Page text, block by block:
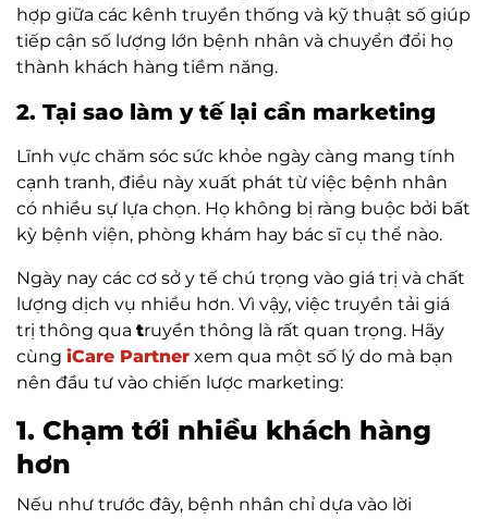
hợp giữa các kênh truyền thống và kỹ thuật số giúp
tiếp cận số lượng lớn bệnh nhân và chuyển đổi họ
thành khách hàng tiềm năng.
2. Tại sao làm y tế lại cần marketing
Lĩnh vực chăm sóc sức khỏe ngày càng mang tính
cạnh tranh, điều này xuất phát từ việc bệnh nhân
có nhiều sự lựa chọn. Họ không bị ràng buộc bởi bất
kỳ bệnh viện, phòng khám hay bác sĩ cụ thể nào.
Ngày nay các cơ sở y tế chú trọng vào giá trị và chất
lượng dịch vụ nhiều hơn. Vì vậy, việc truyền tải giá
trị thông qua truyền thông là rất quan trọng. Hãy
cùng iCare Partner xem qua một số lý do mà bạn
nên đầu tư vào chiến lược marketing:
1. Chạm tới nhiều khách hàng
hơn
Nếu như trước đây, bệnh nhân chỉ dựa vào lời